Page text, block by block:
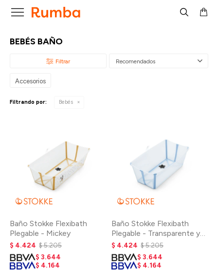

BEBÉS BAÑO
Recomendados
Accesorios
Filtrando por: Bebés
Baño Stokke Flexibath
Plegable - Mickey
$ 4.424 $5.205
$ 3.644
$ 4.164
Baño Stokke Flexibath
Plegable - Transparente y
Celeste
$ 4.424 $5.205
$ 3.644
$ 4.164